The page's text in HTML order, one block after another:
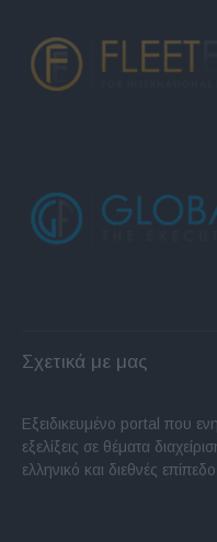
Σχετικά με μας
Εξειδικευμένο portal που
εξελίξεις σε θέματα
ελληνικό και διεθνές